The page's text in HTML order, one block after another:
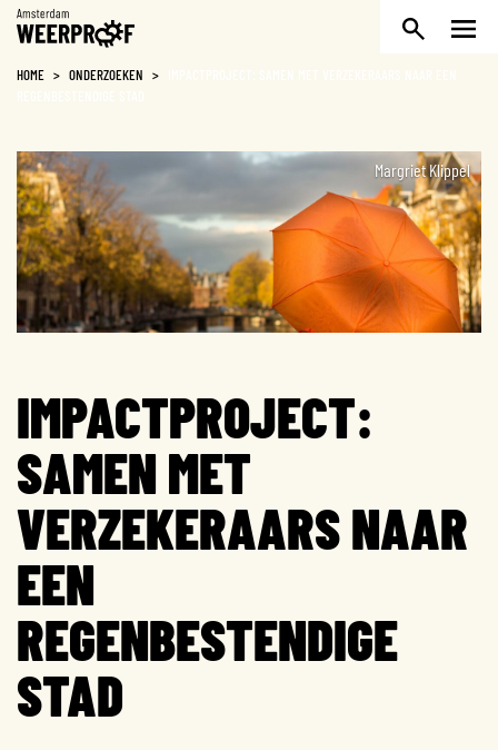
Weerproof
HOME > ONDERZOEKEN >
Margriet Klippel
IMPACTPROJECT:
SAMEN MET
VERZEKERAARS NAAR
EEN
REGENBESTENDIGE
STAD